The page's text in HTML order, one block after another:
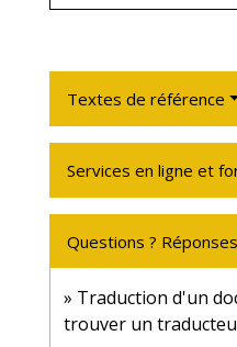
Textes de référence
Services en ligne et
Questions ?
Traduction d'un
trouver un